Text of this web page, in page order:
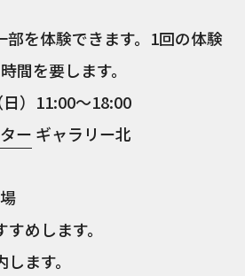
部を体験できます。1回の体験
間を要します。
）11:00〜18:00
ー ギャラリー北
めします。
ます。